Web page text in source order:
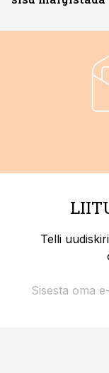
Telli